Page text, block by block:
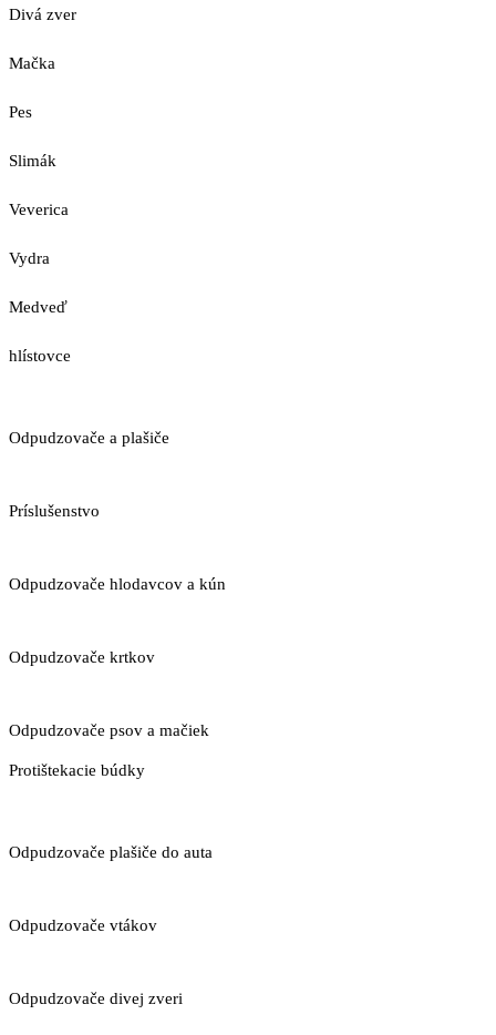
Divá zver
Mačka
Pes
Slimák
Veverica
Vydra
Medveď
hlístovce
Odpudzovače a plašiče
Príslušenstvo
Odpudzovače hlodavcov a kún
Odpudzovače krtkov
Odpudzovače psov a mačiek
Protištekacie búdky
Odpudzovače plašiče do auta
Odpudzovače vtákov
Odpudzovače divej zveri